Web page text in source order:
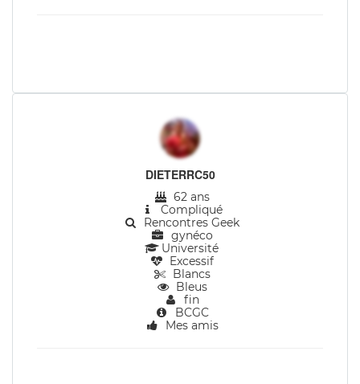
DIETERRC50
62 ans
Compliqué
Rencontres Geek
gynéco
Université
Excessif
Blancs
Bleus
fin
BCGC
Mes amis